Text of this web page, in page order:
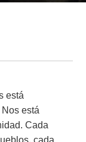
está
Nos está
Cada
cada